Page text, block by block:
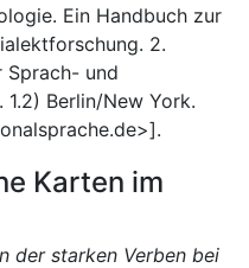
Ein Handbuch zur
2.
Sprach- und
Berlin/New York.
Karten im
der starken Verben bei